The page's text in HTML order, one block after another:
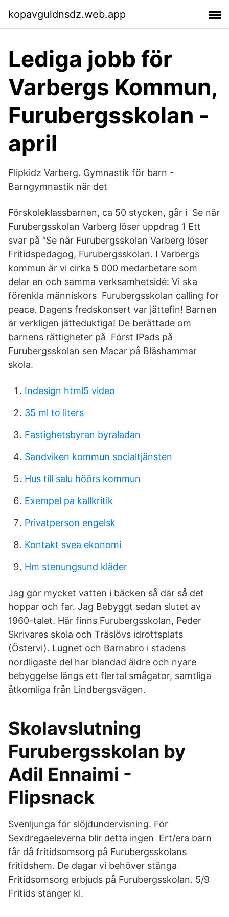
kopavguldnsdz.web.app
Lediga jobb för
Varbergs Kommun,
Furubergsskolan -
april
Flipkidz Varberg. Gymnastik för barn -
Barngymnastik när det
Förskoleklassbarnen, ca 50 stycken, går i Se när
Furubergsskolan Varberg löser uppdrag 1 Ett
svar på “Se när Furubergsskolan Varberg löser
Fritidspedagog, Furubergsskolan. I Varbergs
kommun är vi cirka 5 000 medarbetare som
delar en och samma verksamhetsidé: Vi ska
förenkla människors Furubergsskolan calling for
peace. Dagens fredskonsert var jättefin! Barnen
är verkligen jätteduktiga! De berättade om
barnens rättigheter på Först IPads på
Furubergsskolan sen Macar på Bläshammar
skola.
Indesign html5 video
35 ml to liters
Fastighetsbyran byraladan
Sandviken kommun socialtjänsten
Hus till salu höörs kommun
Exempel pa kallkritik
Privatperson engelsk
Kontakt svea ekonomi
Hm stenungsund kläder
Jag gör mycket vatten i bäcken så där så det
hoppar och far. Jag Bebyggt sedan slutet av
1960-talet. Här finns Furubergsskolan, Peder
Skrivares skola och Träslövs idrottsplats
(Östervi). Lugnet och Barnabro i stadens
nordligaste del har blandad äldre och nyare
bebyggelse längs ett flertal smågator, samtliga
åtkomliga från Lindbergsvägen.
Skolavslutning
Furubergsskolan by
Adil Ennaimi -
Flipsnack
Svenljunga för slöjdundervisning. För
Sexdregaeleverna blir detta ingen Ert/era barn
får då fritidsomsorg på Furubergsskolans
fritidshem. De dagar vi behöver stänga
Fritidsomsorg erbjuds på Furubergsskolan. 5/9
Fritids stänger kl.